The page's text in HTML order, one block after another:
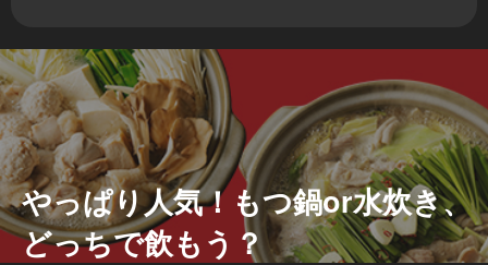
やっぱり人気！もつ鍋or水炊き、
どっちで飲もう？